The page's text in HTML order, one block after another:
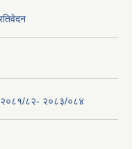
२०८१/८२- २०८३/०८४